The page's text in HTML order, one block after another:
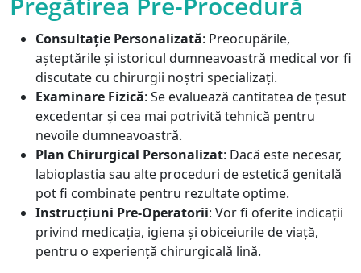
Consultație Personalizată: Preocupările,
așteptările și istoricul dumneavoastră medical vor fi
discutate cu chirurgii noștri specializați.
Examinare Fizică: Se evaluează cantitatea de țesut
excedentar și cea mai potrivită tehnică pentru
nevoile dumneavoastră.
Plan Chirurgical Personalizat: Dacă este necesar,
labioplastia sau alte proceduri de estetică genitală
pot fi combinate pentru rezultate optime.
Instrucțiuni Pre-Operatorii: Vor fi oferite indicații
privind medicația, igiena și obiceiurile de viață,
pentru o experiență chirurgicală lină.